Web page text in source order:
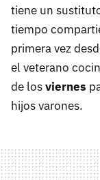
tiene un
tiempo
primera vez
el veterano
de losviernes
hijos varones.